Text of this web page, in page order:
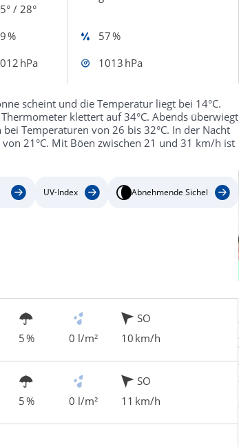
/ 28°
%
57 %
hPa 1013 hPa
scheint und die Temperatur liegt bei 14°C.
klettert auf 34°C. Abends überwiegt
Temperaturen von 26 bis 32°C. In der Nacht
21°C. Mit Böen zwischen 21 und 31 km/h ist
UV-Index Abnehmende Sichel
5 % 0 l/m²
SO
10 km/h
5 % 0 l/m²
SO
11 km/h